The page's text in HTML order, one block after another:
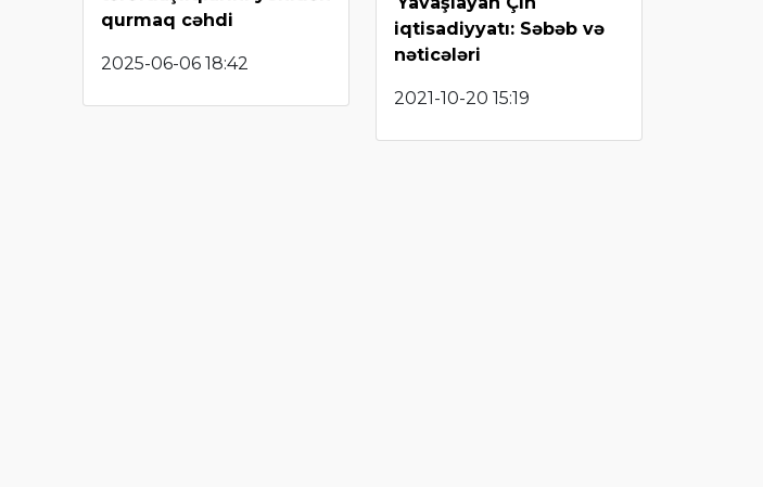
qurmaq cəhdi
2025-06-06 18:42
iqtisadiyyatı: Səbəb və
nəticələri
2021-10-20 15:19